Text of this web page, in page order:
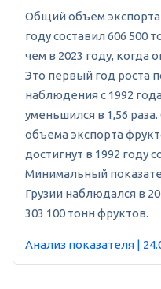
Общий объем экспорта
году составил 606 500
чем в 2023 году, когда
Это первый год роста
наблюдения с 1992
уменьшился в 1,56
объема экспорта
достигнут в 1992 году
Минимальный
Грузии наблюдался в
303 100 тонн фруктов.
Анализ показателя |